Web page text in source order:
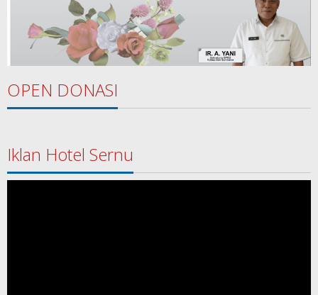
OPEN DONASI
Iklan Hotel Sernu